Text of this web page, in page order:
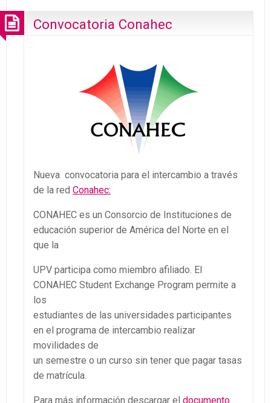
Convocatoria Conahec
Nueva convocatoria para el intercambio a través
de la red Conahec:
CONAHEC es un Consorcio de Instituciones de
educación superior de América del Norte en el
que la
UPV participa como miembro afiliado. El
CONAHEC Student Exchange Program permite a
los
estudiantes de las universidades participantes
en el programa de intercambio realizar
movilidades de
un semestre o un curso sin tener que pagar tasas
de matrícula.
Para más información descargar el documento